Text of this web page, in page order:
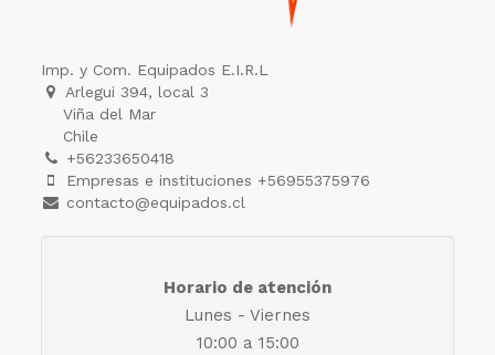
Imp. y Com. Equipados E.I.R.L
Arlegui 394, local 3
Viña del Mar
Chile
+56233650418
Empresas e instituciones +56955375976
contacto@equipados.cl
Horario de atención
Lunes - Viernes
10:00 a 15:00